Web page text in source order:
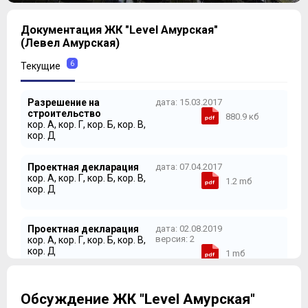
Пять этажей каждого стилобата являются условно
предназначен для размещения помещений под ритейл,
а на -1 этаже находится подземный паркинг. Входные
группы у апартаментов и квартир свои – пути жителей
2
3
4
7
8
9
11
12
13
Документация ЖК "Level Амурская"
(Левел Амурская)
Текущие 6
Разрешение на
строительство
кор. A, кор. Г, кор. Б, кор. В,
кор. Д
дата: 15.03.2017
880.9 кб
Проектная декларация
кор. A, кор. Г, кор. Б, кор. В,
кор. Д
дата: 07.04.2017
1.2 mб
Проектная декларация
кор. A, кор. Г, кор. Б, кор. В,
кор. Д
дата: 02.08.2019
версия: 2
1 mб
Разрешение на ввод в
эксплуатацию
5.7 mб
Обсуждение ЖК "Level Амурская"